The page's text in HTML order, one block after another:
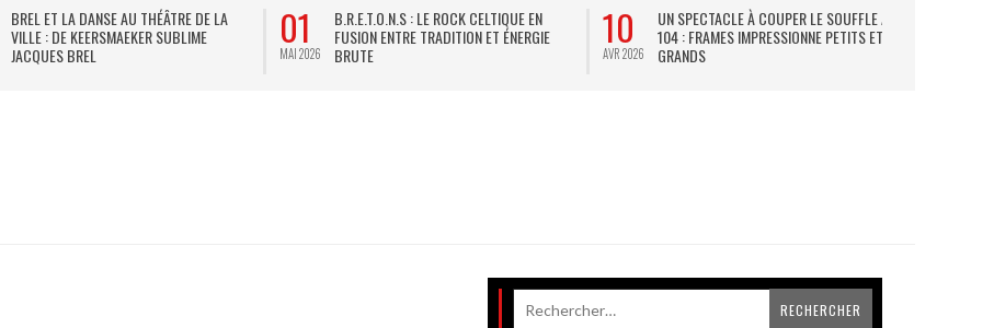
BREL ET LA DANSE AU THÉÂTRE DE LA
VILLE : DE KEERSMAEKER SUBLIME
JACQUES BREL
01
MAI 2026
B.R.E.T.O.N.S : LE ROCK CELTIQUE EN
FUSION ENTRE TRADITION ET ÉNERGIE
BRUTE
10
AVR 2026
UN SPECTACLE À COUPER LE SOUFFLE AU
104 : FRAMES IMPRESSIONNE PETITS ET
GRANDS